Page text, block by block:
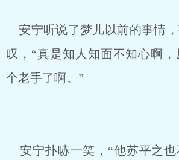
安宁听说了梦儿以前的事情
叹，“真是知人知面不知心啊
个老手了啊。”
安宁扑哧一笑，“他苏平之也